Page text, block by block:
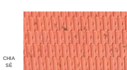
CHIA
SẺ